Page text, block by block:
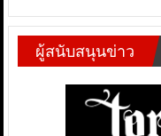
ผู้สนับสนุนข่าว